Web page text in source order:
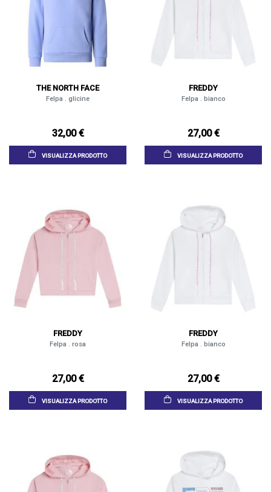
THE NORTH FACE
Felpa . glicine
32,00 €
VISUALIZZA PRODOTTO
FREDDY
Felpa . bianco
27,00 €
VISUALIZZA PRODOTTO
FREDDY
Felpa . rosa
27,00 €
VISUALIZZA PRODOTTO
FREDDY
Felpa . bianco
27,00 €
VISUALIZZA PRODOTTO